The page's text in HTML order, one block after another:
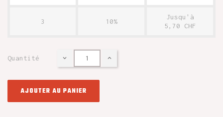
3 10%
Jusqu'à
5,70 CHF
Quantité
AJOUTER AU PANIER